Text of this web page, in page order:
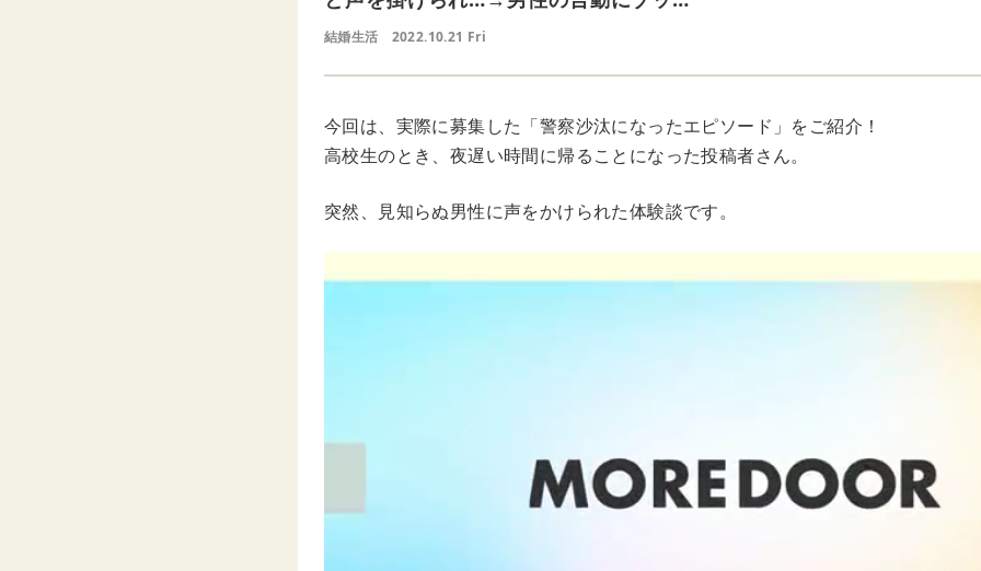
結婚生活 2022.10.21 Fri
今回は、実際に募集した「警察沙汰になったエピソード」をご紹介！
高校生のとき、夜遅い時間に帰ることになった投稿者さん。
突然、見知らぬ男性に声をかけられた体験談です。